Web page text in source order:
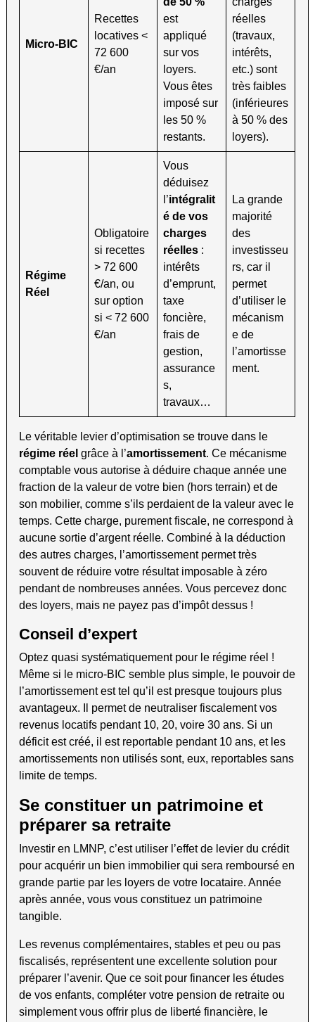
Micro-BIC
Recettes
locatives <
72 600
€/an
est
appliqué
sur vos
loyers.
Vous êtes
imposé sur
les 50 %
restants.
réelles
(travaux,
intérêts,
etc.) sont
très faibles
(inférieures
à 50 % des
loyers).
Régime
Réel
Obligatoire
si recettes
> 72 600
€/an, ou
sur option
si < 72 600
€/an
Vous
déduisez
l’intégralit
é de vos
charges
réelles :
intérêts
d’emprunt,
taxe
foncière,
frais de
gestion,
assurance
s,
travaux…
La grande
majorité
des
investisseu
rs, car il
permet
d’utiliser le
mécanism
e de
l’amortisse
ment.
Le véritable levier d’optimisation se trouve dans le
régime réel grâce à l’amortissement. Ce mécanisme
comptable vous autorise à déduire chaque année une
fraction de la valeur de votre bien (hors terrain) et de
son mobilier, comme s’ils perdaient de la valeur avec le
temps. Cette charge, purement fiscale, ne correspond à
aucune sortie d’argent réelle. Combiné à la déduction
des autres charges, l’amortissement permet très
souvent de réduire votre résultat imposable à zéro
pendant de nombreuses années. Vous percevez donc
des loyers, mais ne payez pas d’impôt dessus !
Conseil d’expert
Optez quasi systématiquement pour le régime réel !
Même si le micro-BIC semble plus simple, le pouvoir de
l’amortissement est tel qu’il est presque toujours plus
avantageux. Il permet de neutraliser fiscalement vos
revenus locatifs pendant 10, 20, voire 30 ans. Si un
déficit est créé, il est reportable pendant 10 ans, et les
amortissements non utilisés sont, eux, reportables sans
limite de temps.
Se constituer un patrimoine et
préparer sa retraite
Investir en LMNP, c’est utiliser l’effet de levier du crédit
pour acquérir un bien immobilier qui sera remboursé en
grande partie par les loyers de votre locataire. Année
après année, vous vous constituez un patrimoine
tangible.
Les revenus complémentaires, stables et peu ou pas
fiscalisés, représentent une excellente solution pour
préparer l’avenir. Que ce soit pour financer les études
de vos enfants, compléter votre pension de retraite ou
simplement vous offrir plus de liberté financière, le